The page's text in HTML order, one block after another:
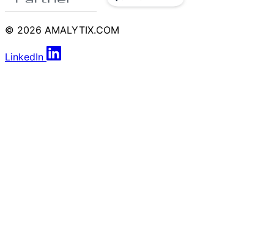
© 2026 AMALYTIX.COM
LinkedIn